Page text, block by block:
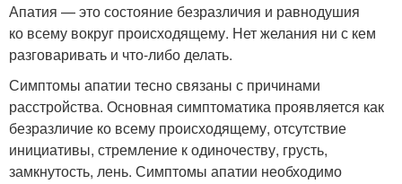
Апатия — это состояние безразличия и равнодушия
ко всему вокруг происходящему. Нет желания ни с кем
разговаривать и что-либо делать.
Симптомы апатии тесно связаны с причинами
расстройства. Основная симптоматика проявляется как
безразличие ко всему происходящему, отсутствие
инициативы, стремление к одиночеству, грусть,
замкнутость, лень. Симптомы апатии необходимо